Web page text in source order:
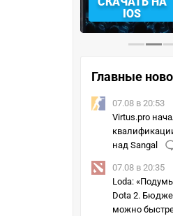
СМОТРЕТЬ
Главные
07.08 в 20:53
Virtus.pro
над Sangal
07.08 в 20:35
Loda:
Dota 2.
можно